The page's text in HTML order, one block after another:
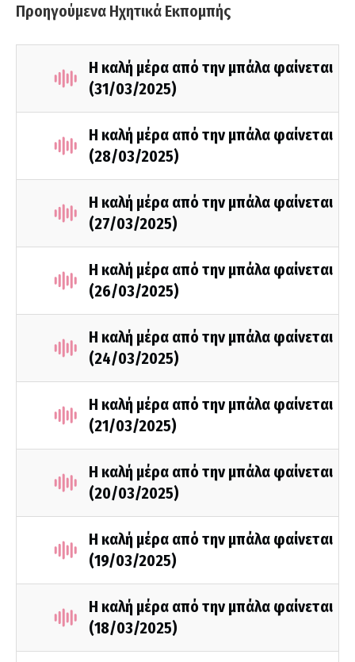
Προηγούμενα Ηχητικά Εκπομπής
Η καλή μέρα από την μπάλα φαίνεται
(31/03/2025)
Η καλή μέρα από την μπάλα φαίνεται
(28/03/2025)
Η καλή μέρα από την μπάλα φαίνεται
(27/03/2025)
Η καλή μέρα από την μπάλα φαίνεται
(26/03/2025)
Η καλή μέρα από την μπάλα φαίνεται
(24/03/2025)
Η καλή μέρα από την μπάλα φαίνεται
(21/03/2025)
Η καλή μέρα από την μπάλα φαίνεται
(20/03/2025)
Η καλή μέρα από την μπάλα φαίνεται
(19/03/2025)
Η καλή μέρα από την μπάλα φαίνεται
(18/03/2025)